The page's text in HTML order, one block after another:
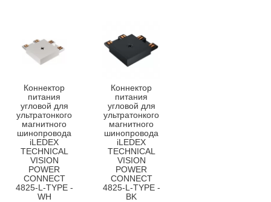
Коннектор
питания
угловой для
ультратонкого
магнитного
шинопровода
iLEDEX
TECHNICAL
VISION
POWER
CONNECT
4825-L-TYPE -
WH
Коннектор
питания
угловой для
ультратонкого
магнитного
шинопровода
iLEDEX
TECHNICAL
VISION
POWER
CONNECT
4825-L-TYPE -
BK